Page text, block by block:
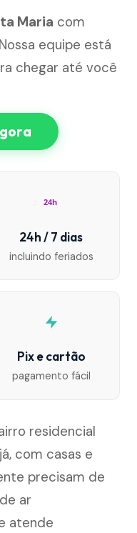
Maria com
equipe está
chegar até você
24h
24h / 7 dias
incluindo feriados
Pix e cartão
pagamento fácil
residencial
com casas e
precisam de
ar
atende